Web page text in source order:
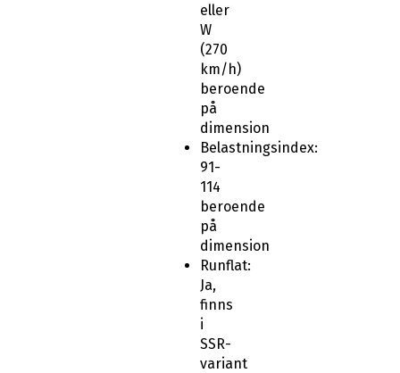
eller
W
(270
km/h)
beroende
på
dimension
Belastningsindex:
91-
114
beroende
på
dimension
Runflat:
Ja,
finns
i
SSR-
variant